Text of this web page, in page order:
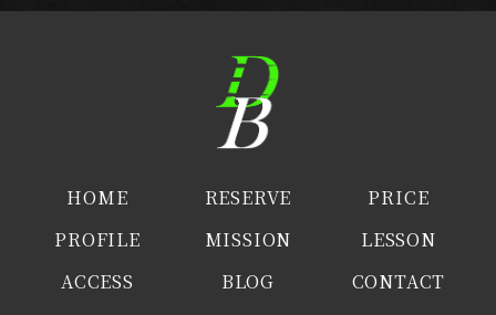
HOME RESERVE
PRICE
PROFILE
MISSION
LESSON
ACCESS
BLOG
CONTACT